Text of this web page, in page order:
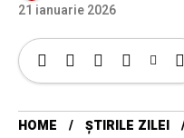
21 ianuarie 2026
HOME
ȘTIRILE ZILEI